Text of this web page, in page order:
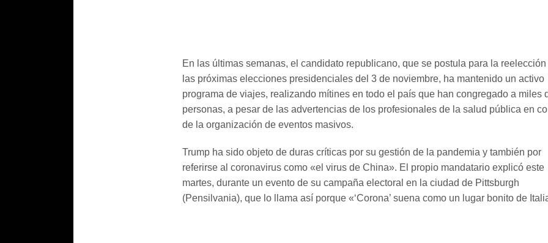
En las últimas semanas, el candidato republicano, que se postula para la reelección
las próximas elecciones presidenciales del 3 de noviembre, ha mantenido un activo
programa de viajes, realizando mítines en todo el país que han congregado a miles
personas, a pesar de las advertencias de los profesionales de la salud pública en
de la organización de eventos masivos.
Trump ha sido objeto de duras críticas por su gestión de la pandemia y también por
referirse al coronavirus como «el virus de China». El propio mandatario explicó este
martes, durante un evento de su campaña electoral en la ciudad de Pittsburgh
(Pensilvania), que lo llama así porque «‘Corona’ suena como un lugar bonito de